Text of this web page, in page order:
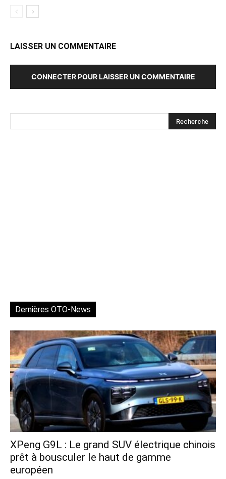
LAISSER UN COMMENTAIRE
CONNECTER POUR LAISSER UN COMMENTAIRE
Dernières OTO-News
XPeng G9L : Le grand SUV électrique chinois
prêt à bousculer le haut de gamme
européen